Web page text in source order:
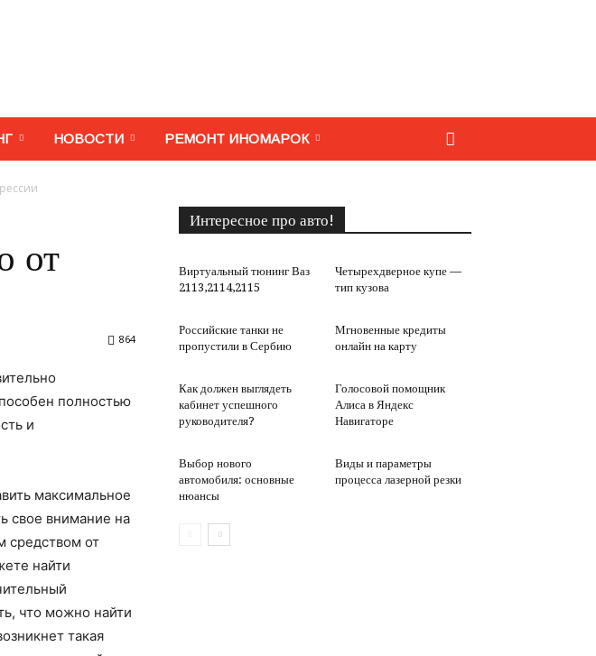
НОВОСТИ РЕМОНТ ИНОМАРОК
от
864
полностью
и
максимальное
свое внимание на
средством от
найти
что можно найти
такая
Интересное про авто!
Виртуальный тюнинг Ваз
2113,2114,2115
Четырехдверное купе —
тип кузова
Российские танки не
пропустили в Сербию
Мгновенные кредиты
онлайн на карту
Как должен выглядеть
кабинет успешного
руководителя?
Голосовой помощник
Алиса в Яндекс
Навигаторе
Выбор нового
автомобиля: основные
нюансы
Виды и параметры
процесса лазерной резки